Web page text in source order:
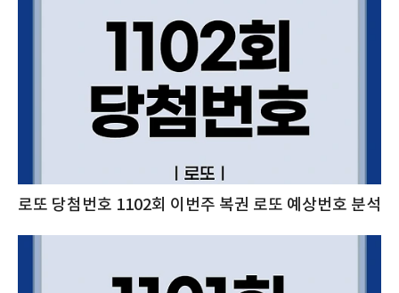
로또 당첨번호 1102회 이번주 복권 로또 예상번호 분석